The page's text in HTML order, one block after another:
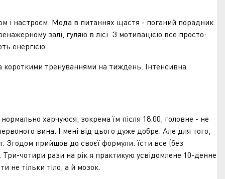
і настроєм. Мода в питаннях щастя - поганий порадник.
залі, гуляю в лісі. З мотивацією все просто:
енергією.
тренуваннями на тиждень. Інтенсивна
харчуюся, зокрема їм після 18.00, головне - не
вина. І мені від цього дуже добре. Але для того,
Згодом прийшов до своєї формули: їсти все (без
чотири рази на рік я практикую усвідомлене 10-денне
не тільки тіло, а й мозок.